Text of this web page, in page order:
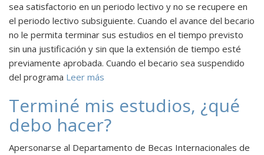
sea satisfactorio en un periodo lectivo y no se recupere en
el periodo lectivo subsiguiente. Cuando el avance del becario
no le permita terminar sus estudios en el tiempo previsto
sin una justificación y sin que la extensión de tiempo esté
previamente aprobada. Cuando el becario sea suspendido
del programa Leer más
Terminé mis estudios, ¿qué
debo hacer?
Apersonarse al Departamento de Becas Internacionales de